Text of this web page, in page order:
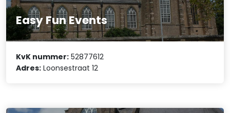
Easy Fun Events
KvK nummer: 52877612
Adres: Loonsestraat 12